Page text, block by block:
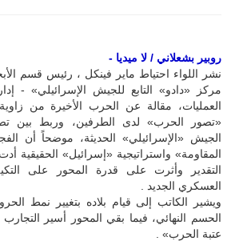
روبير بشعلاني / لا ميديا -
نشر اللواء احتياط ماير فينكل ، رئيس قسم
مركز «دادو» التابع للجيش الإسرائيلي» -
العمليات، مقالة عن الحرب الأخيرة من
«تصور الحرب» لدى الطرفين، وربط بين
الجيش «الإسرائيلي» الحديثة، موضحاً أن
المقاومة» واستراتيجية «إسرائيل» الحقيقية
التقدير وأثرت على قدرة المحور على
العسكري الجديد .
ويشير الكاتب إلى قيام بلاده بتغيير نمط
الحسم النهائي، فيما بقي المحور أسير
عتبة الحرب» .